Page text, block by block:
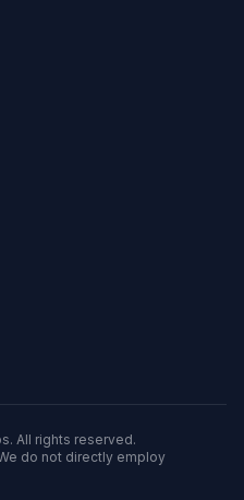
All rights reserved.
do not directly employ